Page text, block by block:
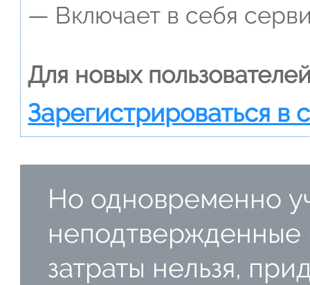
— Включает в себя
Для новых
Зарегистрироваться в
Но одновременно
затраты нельзя,